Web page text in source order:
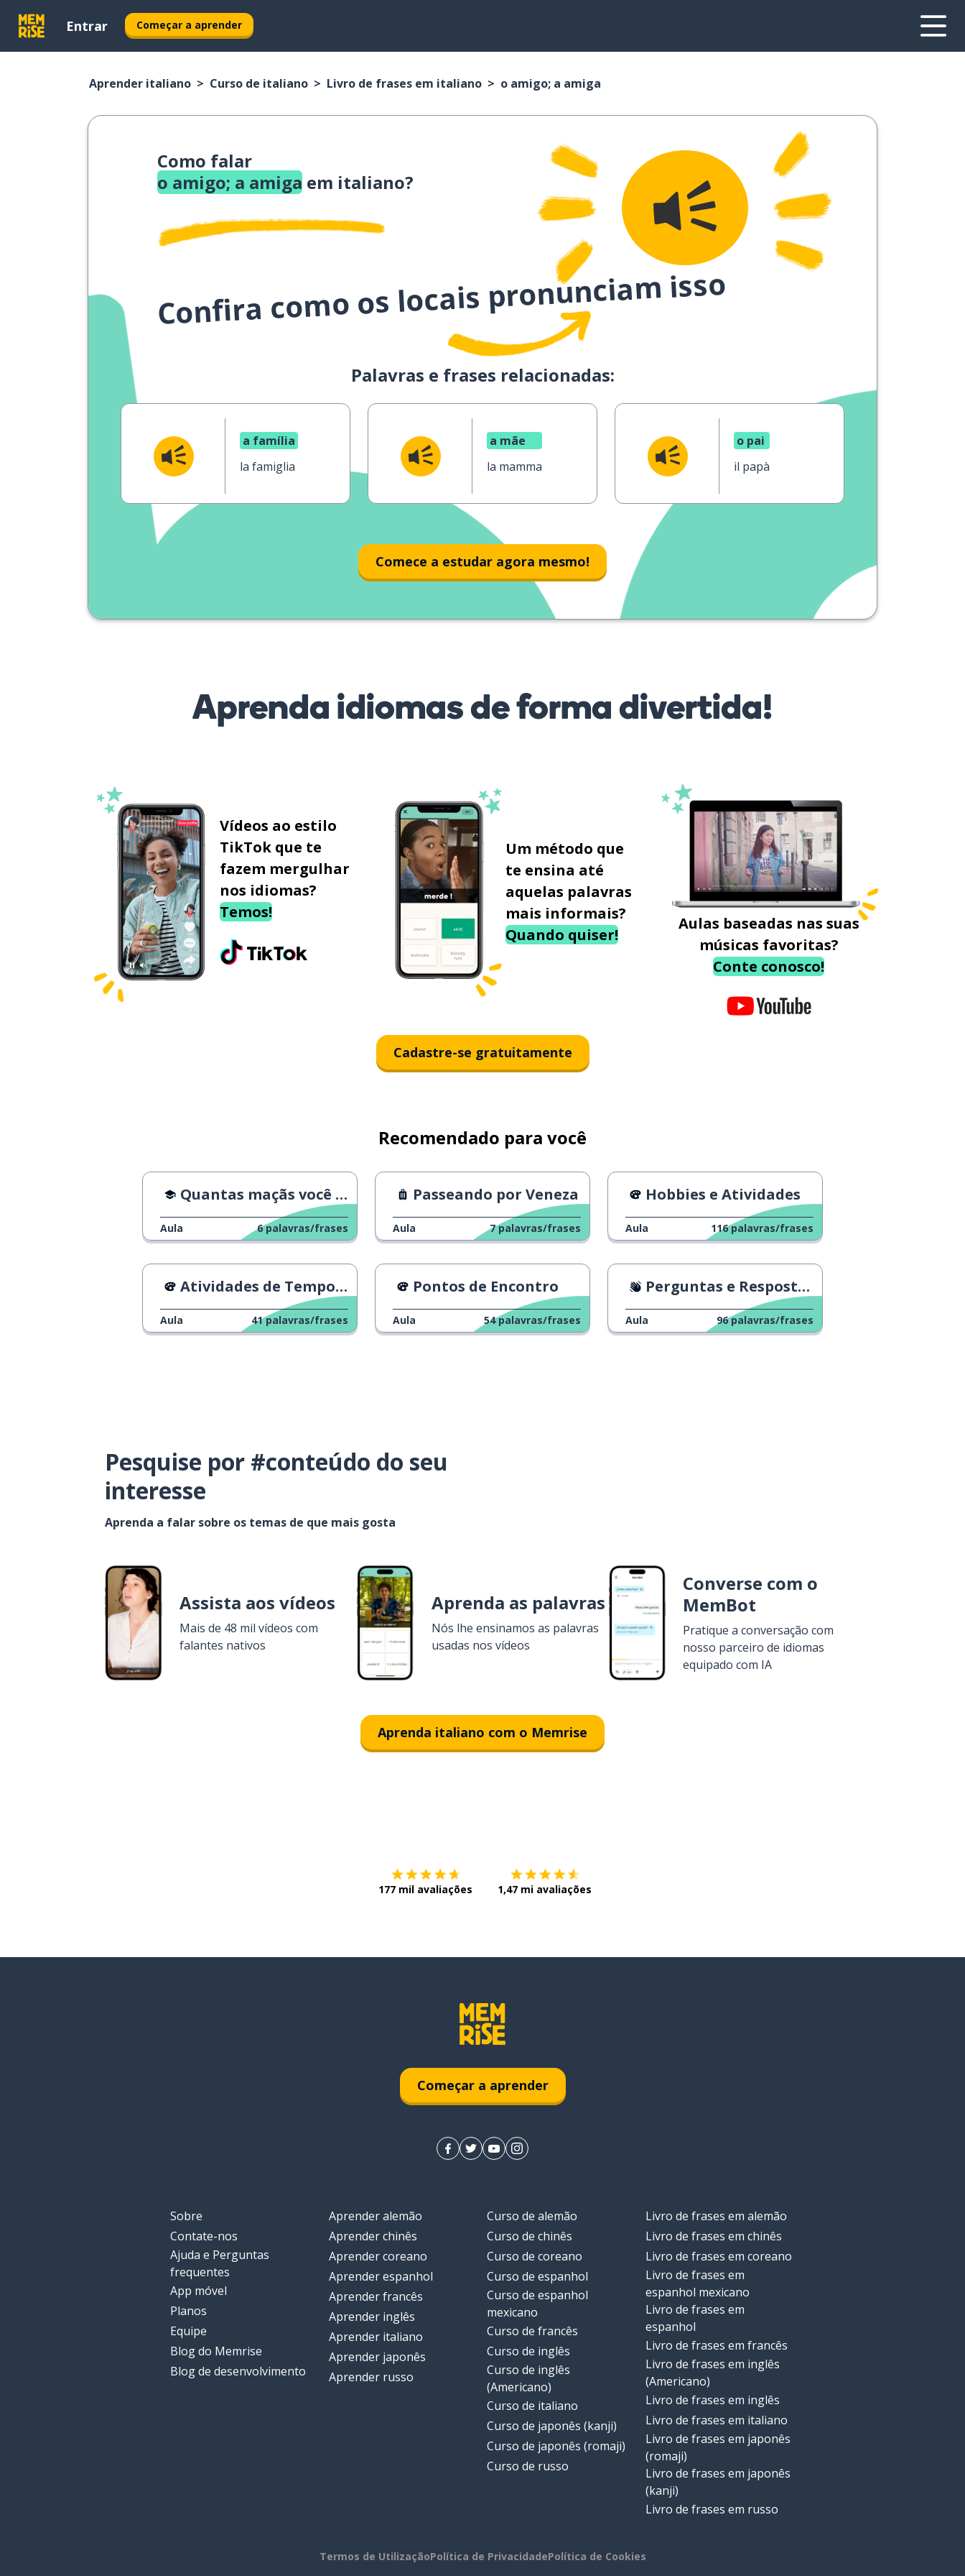
Entrar Começar a aprender
Aprender italiano Curso de italiano Livro de frases em italiano o amigo; a amiga
Como falar
o amigo; a amiga em italiano?
Confira como os locais pronunciam isso
Palavras e frases relacionadas:
a família
la famiglia
a mãe
la mamma
o pai
il papà
Comece a estudar agora mesmo!
Aprenda idiomas de forma divertida!
Vídeos ao estilo
TikTok que te
fazem mergulhar
nos idiomas?
Temos!
Um método que
te ensina até
aquelas palavras
mais informais?
Quando quiser!
Aulas baseadas nas suas
músicas favoritas?
Conte conosco!
Cadastre-se gratuitamente
Recomendado para você
Quantas maçãs você disse?
Aula 6 palavras/frases
Passeando por Veneza
Aula 7 palavras/frases
Hobbies e Atividades
Aula 116 palavras/frases
Atividades de Tempo Livre
Aula 41 palavras/frases
Pontos de Encontro
Aula 54 palavras/frases
Perguntas e Respostas com Luis Sal
Aula 96 palavras/frases
Pesquise por #conteúdo do seu
interesse
Aprenda a falar sobre os temas de que mais gosta
Assista aos vídeos
Mais de 48 mil vídeos com
falantes nativos
Aprenda as palavras
Nós lhe ensinamos as palavras
usadas nos vídeos
Converse com o
MemBot
Pratique a conversação com
nosso parceiro de idiomas
equipado com IA
Aprenda italiano com o Memrise
177 mil avaliações 1,47 mi avaliações
Começar a aprender
Sobre
Contate-nos
Ajuda e Perguntas
frequentes
App móvel
Planos
Equipe
Blog do Memrise
Blog de desenvolvimento
Aprender alemão
Aprender chinês
Aprender coreano
Aprender espanhol
Aprender francês
Aprender inglês
Aprender italiano
Aprender japonês
Aprender russo
Curso de alemão
Curso de chinês
Curso de coreano
Curso de espanhol
Curso de espanhol
mexicano
Curso de francês
Curso de inglês
Curso de inglês
(Americano)
Curso de italiano
Curso de japonês (kanji)
Curso de japonês (romaji)
Curso de russo
Livro de frases em alemão
Livro de frases em chinês
Livro de frases em coreano
Livro de frases em
espanhol mexicano
Livro de frases em
espanhol
Livro de frases em francês
Livro de frases em inglês
(Americano)
Livro de frases em inglês
Livro de frases em italiano
Livro de frases em japonês
(romaji)
Livro de frases em japonês
(kanji)
Livro de frases em russo
Termos de UtilizaçãoPolítica de PrivacidadePolítica de Cookies